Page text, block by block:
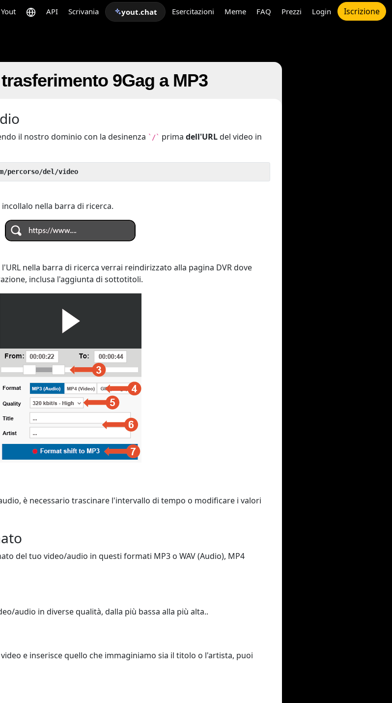
Yout API Scrivania yout.chat Esercitazioni Meme FAQ Prezzi Login Iscrizione
9Gag a MP3
il nostro dominio con la desinenza `/` prima dell'URLdel video in
percorso/del/video
nella barra di ricerca.
nella barra di ricerca verrai reindirizzato alla pagina DVR dove
inclusa l'aggiunta di sottotitoli.
è necessario trascinare l'intervallo di tempo o modificare i valori
del tuo video/audio in questi formati MP3 o WAV (Audio), MP4
audio in diverse qualità, dalla più bassa alla più alta..
e inserisce quello che immaginiamo sia il titolo o l'artista, puoi